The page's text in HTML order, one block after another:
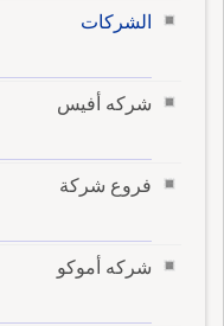
الشركات
شركه أفيس
فروع شركة
شركه أموكو